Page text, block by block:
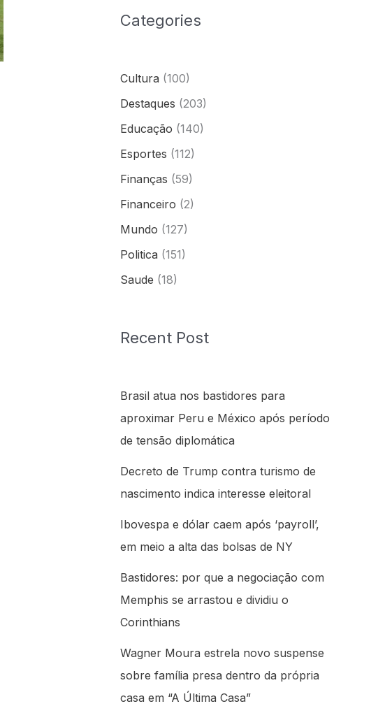
Categories
Cultura (100)
Destaques (203)
Educação (140)
Esportes (112)
Finanças (59)
Financeiro (2)
Mundo (127)
Politica (151)
Saude (18)
Recent Post
Brasil atua nos bastidores para
aproximar Peru e México após período
de tensão diplomática
Decreto de Trump contra turismo de
nascimento indica interesse eleitoral
Ibovespa e dólar caem após ‘payroll’,
em meio a alta das bolsas de NY
Bastidores: por que a negociação com
Memphis se arrastou e dividiu o
Corinthians
Wagner Moura estrela novo suspense
sobre família presa dentro da própria
casa em “A Última Casa”